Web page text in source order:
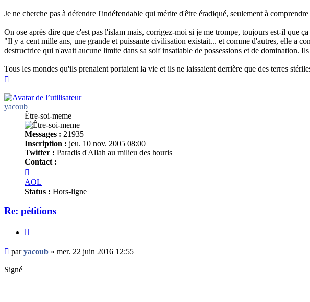
Je ne cherche pas à défendre l'indéfendable qui mérite d'être éradiqué, seulement à
On ose après dire que c'est pas l'islam mais, corrigez-moi si je me trompe, toujours est-il que
"Il y a cent mille ans, une grande et puissante civilisation existait... et comme d'autres, elle a
destructrice qui n'avait aucune limite dans sa soif insatiable de possessions et de domination.
Tous les mondes qu'ils prenaient portaient la vie et ils ne laissaient derrière que des terres
yacoub
Être-soi-meme
Messages : 21935
Inscription : jeu. 10 nov. 2005 08:00
Twitter : Paradis d'Allah au milieu des houris
Contact :
yacoub
AOL
Status : Hors-ligne
Re: pétitions
Message
non
lu
paryacoub » mer. 22 juin 2016 12:55
Signé